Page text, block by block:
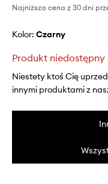
Najniższa cena z 30 dni
Kolor: czarny
Produkt niedostępny
Niestety ktoś Cię
innymi produktami z